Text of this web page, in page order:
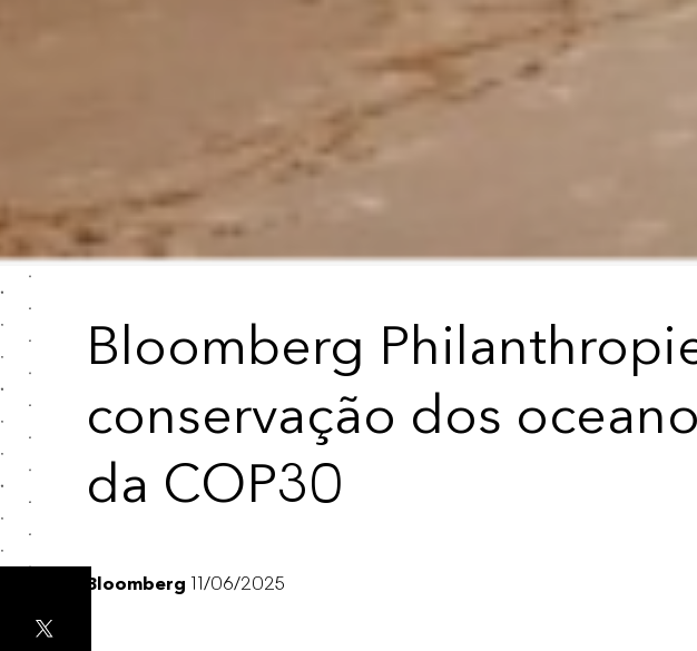
Bloomberg
conservação dos
da COP30
Bloomberg 11/06/2025